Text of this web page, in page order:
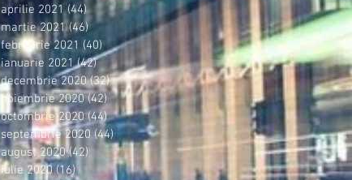
aprilie 2021 (44)44 postări
martie 2021 (46)46 postări
februarie 2021 (40)40 postări
ianuarie 2021 (42)42 postări
decembrie 2020 (32)32 postări
noiembrie 2020 (42) 42 postări
octombrie 2020 (44)44 postări
septembrie 2020 (44)44 postări
august 2020 (42)42 postări
iulie 2020 (16)16 postări